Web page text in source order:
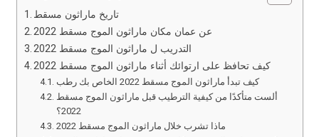
تاريخ ماراثون مسقط
عن عمان مكان ماراثون الموج مسقط 2022
التدريب ل ماراثون الموج مسقط 2022
كيف تحافظ على ارتوائك أثناء ماراثون الموج مسقط 2022
كيف تبدأ ماراثون الموج مسقط 2022 الخاص بك رطب
ألست متأكدًا من كيفية الترطيب قبل ماراثون الموج مسقط
2022؟
ماذا تشرب خلال ماراثون الموج مسقط 2022